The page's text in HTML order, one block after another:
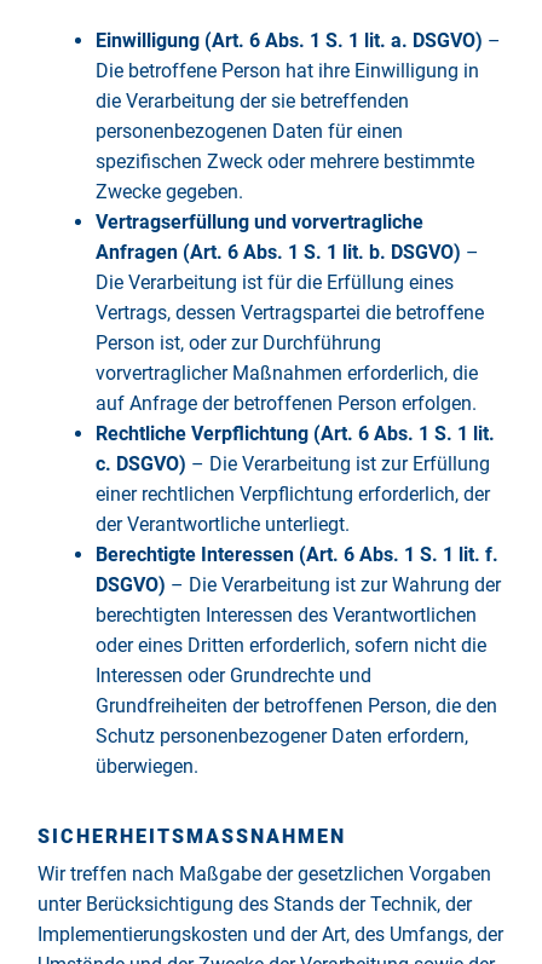
Einwilligung (Art. 6 Abs. 1 S. 1 lit. a. DSGVO) –
Die betroffene Person hat ihre Einwilligung in
die Verarbeitung der sie betreffenden
personenbezogenen Daten für einen
spezifischen Zweck oder mehrere bestimmte
Zwecke gegeben.
Vertragserfüllung und vorvertragliche
Anfragen (Art. 6 Abs. 1 S. 1 lit. b. DSGVO) –
Die Verarbeitung ist für die Erfüllung eines
Vertrags, dessen Vertragspartei die betroffene
Person ist, oder zur Durchführung
vorvertraglicher Maßnahmen erforderlich, die
auf Anfrage der betroffenen Person erfolgen.
Rechtliche Verpflichtung (Art. 6 Abs. 1 S. 1 lit.
c. DSGVO) – Die Verarbeitung ist zur Erfüllung
einer rechtlichen Verpflichtung erforderlich, der
der Verantwortliche unterliegt.
Berechtigte Interessen (Art. 6 Abs. 1 S. 1 lit. f.
DSGVO) – Die Verarbeitung ist zur Wahrung der
berechtigten Interessen des Verantwortlichen
oder eines Dritten erforderlich, sofern nicht die
Interessen oder Grundrechte und
Grundfreiheiten der betroffenen Person, die den
Schutz personenbezogener Daten erfordern,
überwiegen.
SICHERHEITSMASSNAHMEN
Wir treffen nach Maßgabe der gesetzlichen Vorgaben
unter Berücksichtigung des Stands der Technik, der
Implementierungskosten und der Art, des Umfangs, der